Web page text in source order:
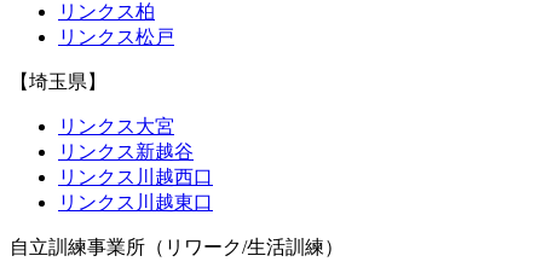
リンクス柏
リンクス松戸
【埼玉県】
リンクス大宮
リンクス新越谷
リンクス川越西口
リンクス川越東口
自立訓練事業所（リワーク/生活訓練）